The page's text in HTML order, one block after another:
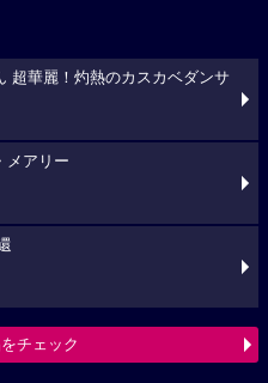
超華麗！灼熱のカスカベダンサ
メアリー
チェック